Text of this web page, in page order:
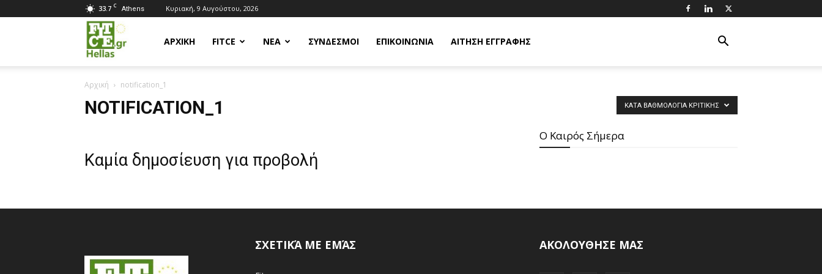
33.7 C Athens Κυριακή, 9 Αυγούστου, 2026
Hellas
ΑΡΧΙΚΗ FITCE ΝΕΑ ΣΥΝΔΕΣΜΟΙ ΕΠΙΚΟΙΝΩΝΙΑ ΑΙΤΗΣΗ ΕΓΓΡΑΦΗΣ
Αρχική notification_1
NOTIFICATION_1 ΚΑΤΆ ΒΑΘΜΟΛΟΓΊΑ ΚΡΙΤΙΚΉΣ
Καμία δημοσίευση για προβολή
O Καιρός Σήμερα
ΣΧΕΤΙΚΆ ΜΕ ΕΜΆΣ ΑΚΟΛΟΥΘΗΣΕ ΜΑΣ